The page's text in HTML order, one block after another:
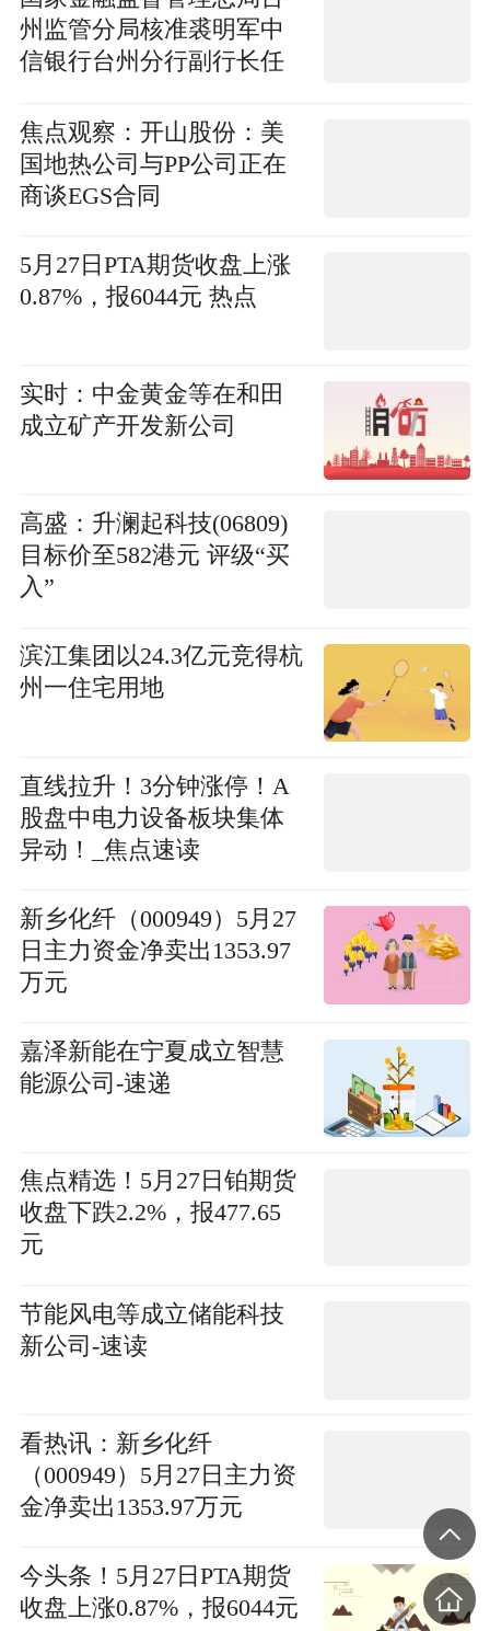
州监管分局核准裘明军中
信银行台州分行副行长任
焦点观察：开山股份：美
国地热公司与PP公司正在
商谈EGS合同
5月27日PTA期货收盘上涨
0.87%，报6044元 热点
实时：中金黄金等在和田
成立矿产开发新公司
高盛：升澜起科技(06809)
目标价至582港元 评级“买
入”
滨江集团以24.3亿元竞得杭
州一住宅用地
直线拉升！3分钟涨停！A
股盘中电力设备板块集体
异动！_焦点速读
新乡化纤（000949）5月27
日主力资金净卖出1353.97
万元
嘉泽新能在宁夏成立智慧
能源公司-速递
焦点精选！5月27日铂期货
收盘下跌2.2%，报477.65
元
节能风电等成立储能科技
新公司-速读
看热讯：新乡化纤
（000949）5月27日主力资
金净卖出1353.97万元
今头条！5月27日PTA期货
收盘上涨0.87%，报6044元